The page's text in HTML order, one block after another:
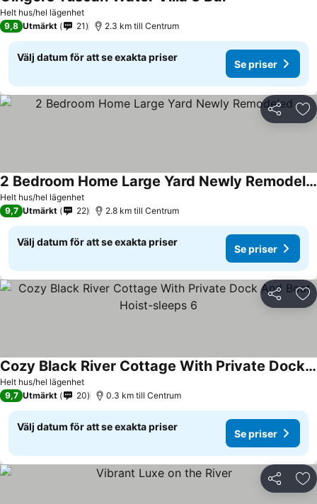
Helt hus/hel lägenhet
9,8 Utmärkt 21 2.3 km till Centrum
Välj datum för att se exakta priser
Se priser
Dela
Helt hus/hel lägenhet
2 Bedroom Home Large Yard Newly Remodeled
9,7 Utmärkt 22 2.8 km till Centrum
Välj datum för att se exakta priser
Se priser
Dela
Helt hus/hel lägenhet
Cozy Black River Cottage With Private Dock And Boat Hoist-sleeps 6
9,7 Utmärkt 20 0.3 km till Centrum
Välj datum för att se exakta priser
Se priser
Dela